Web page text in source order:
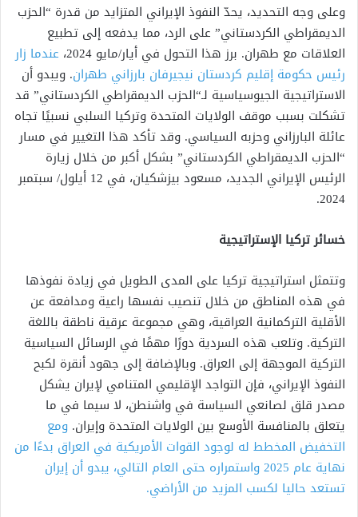
وعلى وجه التحديد، يحدّ النفوذ الإيراني المتزايد من قدرة “الحزب
الديمقراطي الكردستاني” على الرد، مما يدفعه إلى تطبيع
العلاقات مع طهران. برز هذا التحول في أيار/مايو 2024،
عندما زار
رئيس حكومة إقليم كردستان نيجيرفان بارزاني طهران. ويبدو أن
الاستراتيجية الجيوسياسية لـ“الحزب الديمقراطي الكردستاني” قد
تشكلت بسبب موقف الولايات المتحدة وتركيا السلبي نسبيًا تجاه
عائلة البارزاني وحزبه السياسي. وقد تأكد هذا التغيير في مسار
“الحزب الديمقراطي الكردستاني” بشكل أكبر من خلال زيارة
الرئيس الإيراني الجديد، مسعود بيزشكيان، في 12 أيلول/ سبتمبر
2024.
خسائر تركيا الإستراتيجية
وتتمثل استراتيجية تركيا على المدى الطويل في زيادة نفوذها
في هذه المناطق من خلال تنصيب نفسها راعية ومدافعة عن
الأقلية التركمانية العراقية، وهي مجموعة عرقية ناطقة باللغة
التركية. وتلعب هذه السردية دورًا مهمًا في الرسائل السياسية
التركية الموجهة إلى العراق. وبالإضافة إلى جهود أنقرة لكبح
النفوذ الإيراني، فإن التواجد الإقليمي المتنامي لإيران يشكل
مصدر قلق لصانعي السياسة في واشنطن، لا سيما في ما
يتعلق بالمنافسة الأوسع بين الولايات المتحدة وإيران. ومع
التخفيض المخطط له لوجود القوات الأمريكية في العراق بدءًا من
نهاية عام 2025 واستمراره حتى العام التالي، يبدو أن إيران
تستعد حاليا لكسب المزيد من الأراضي.